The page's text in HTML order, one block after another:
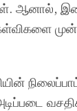
ஆனால்,